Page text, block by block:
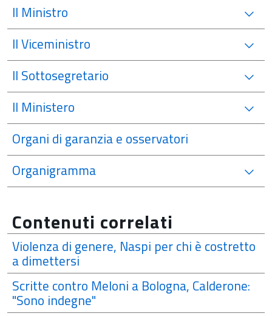
Il Ministro
Il Viceministro
Il Sottosegretario
Il Ministero
Organi di garanzia e osservatori
Organigramma
Contenuti correlati
Violenza di genere, Naspi per chi è costretto
a dimettersi
Scritte contro Meloni a Bologna, Calderone:
"Sono indegne"